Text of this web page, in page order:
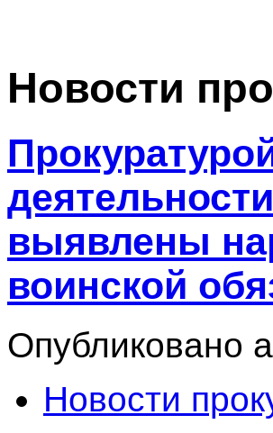
Новости
выявлены
воинской
Опубликовано
Новости